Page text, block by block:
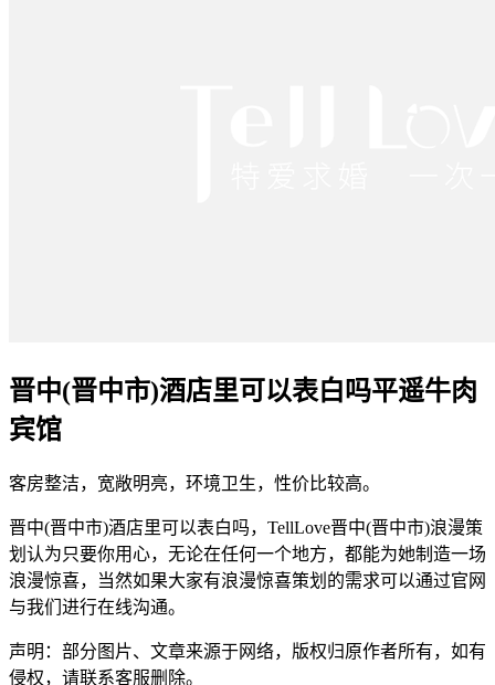
晋中(晋中市)酒店里可以表白吗平遥牛肉
宾馆
客房整洁，宽敞明亮，环境卫生，性价比较高。
晋中(晋中市)酒店里可以表白吗，TellLove晋中(晋中市)浪漫策
划认为只要你用心，无论在任何一个地方，都能为她制造一场
浪漫惊喜，当然如果大家有浪漫惊喜策划的需求可以通过官网
与我们进行在线沟通。
声明：部分图片、文章来源于网络，版权归原作者所有，如有
侵权，请联系客服删除。